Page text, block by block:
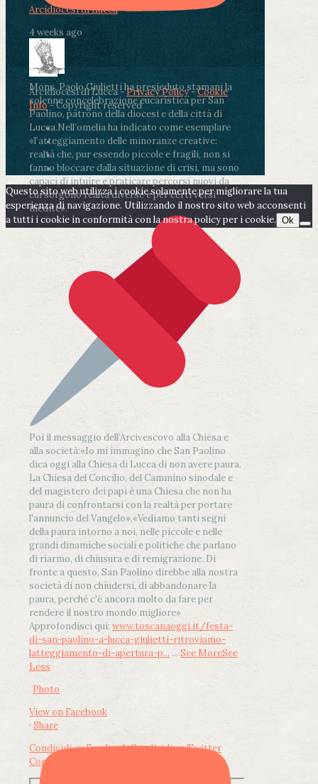
Arcidiocesi di Lucca
4 weeks ago
Mons. Paolo Giulietti ha presieduto stamani la
solenne concelebrazione eucaristica per San
Paolino, patrono della diocesi e della città di
Lucca.Nell’omelia ha indicato come esemplare
«l’atteggiamento delle minoranze creative:
realtà che, pur essendo piccole e fragili, non si
fanno bloccare dalla situazione di crisi, ma sono
capaci di intuire e praticare percorsi nuovi da
cui sorgono realtà diverse e per certi versi
inedite».
Poi il messaggio dell’Arcivescovo alla Chiesa e
alla società:«Io mi immagino che San Paolino
dica oggi alla Chiesa di Lucca di non avere paura.
La Chiesa del Concilio, del Cammino sinodale e
del magistero dei papi è una Chiesa che non ha
paura di confrontarsi con la realtà per portare
l'annuncio del Vangelo».«Vediamo tanti segni
della paura intorno a noi, nelle piccole e nelle
grandi dinamiche sociali e politiche che parlano
di riarmo, di chiusura e di remigrazione. Di
fronte a questo, San Paolino direbbe alla nostra
società di non chiudersi, di abbandonare la
paura, perché c'è ancora molto da fare per
rendere il nostro mondo migliore»
Approfondisci qui: www.toscanaoggi.it/festa-
di-san-paolino-a-lucca-giulietti-ritroviamo-
latteggiamento-di-apertura-p... ... See MoreSee
Less
Photo
View on Facebook
· Share
Condividi su FacebookCondividi su Twitter
Condividi su LinkedIn
Arcidiocesi di Lucca -Privacy Policy-Cookie
Info- Copyright reserved
Questo sito web utilizza i cookie solamente per migliorare la tua
esperienza di navigazione. Utilizzando il nostro sito web acconsenti
a tutti i cookie in conformità con la nostra policy per i cookie. Ok